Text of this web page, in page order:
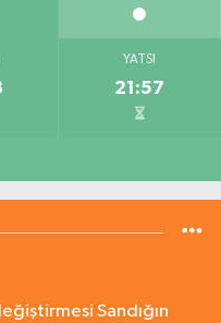
YATSI
21:57
Sandığın